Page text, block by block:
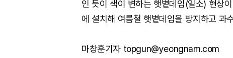
인 듯이 색이 변하는 햇볕데임(일소) 현상
에 설치해 여름철 햇볕데임을 방지하고
마창훈기자 topgun@yeongnam.com